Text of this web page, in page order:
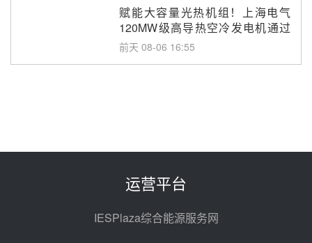
赋能大容量光热机组！上海电气
120MW级高导热空冷发电机通过
型式试验
前天 08-06 16:55
100MW光工程性能试验采购
光热示范电站二列蒸汽发生器设备
运营平台
IESPlaza综合能源服务网